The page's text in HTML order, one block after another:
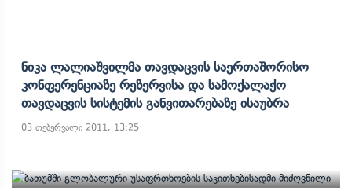
Ნიკა Ლალიაშვილმა Თავდაცვის Საერთაშორისო
Კონფერენციაზე Რეზერვისა Და Სამოქალაქო
Თავდაცვის Სისტემის Განვითარებაზე Ისაუბრა
03 თებერვალი 2011, 13:25